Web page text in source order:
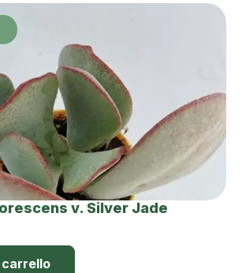
v. Silver Jade
carrello